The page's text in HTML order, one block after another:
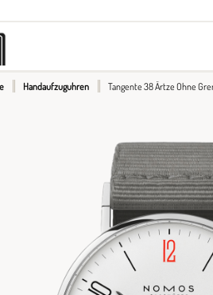
Handaufzuguhren Tangente 38 Ärtze Ohne